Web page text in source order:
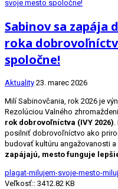
Sabinov sa zapája
roka
spoločne!
Aktuality 23. marec 2026
Milí Sabinovčania, rok 2026 je
Rezolúciou Valného
rok dobrovoľníctva (IVY 2026).
posilniť dobrovoľníctvo ako
budovať kultúru angažovanosti
zapájajú, mesto funguje
plagat-milujem-svoje-mesto-
Veľkosť:: 3412.82 KB